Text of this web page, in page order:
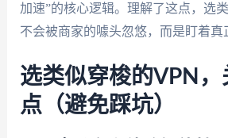
加速”的核心逻辑。理解了这点，选
不会被商家的噱头忽悠，而是盯着真
选类似穿梭的VPN
点（避免踩坑）